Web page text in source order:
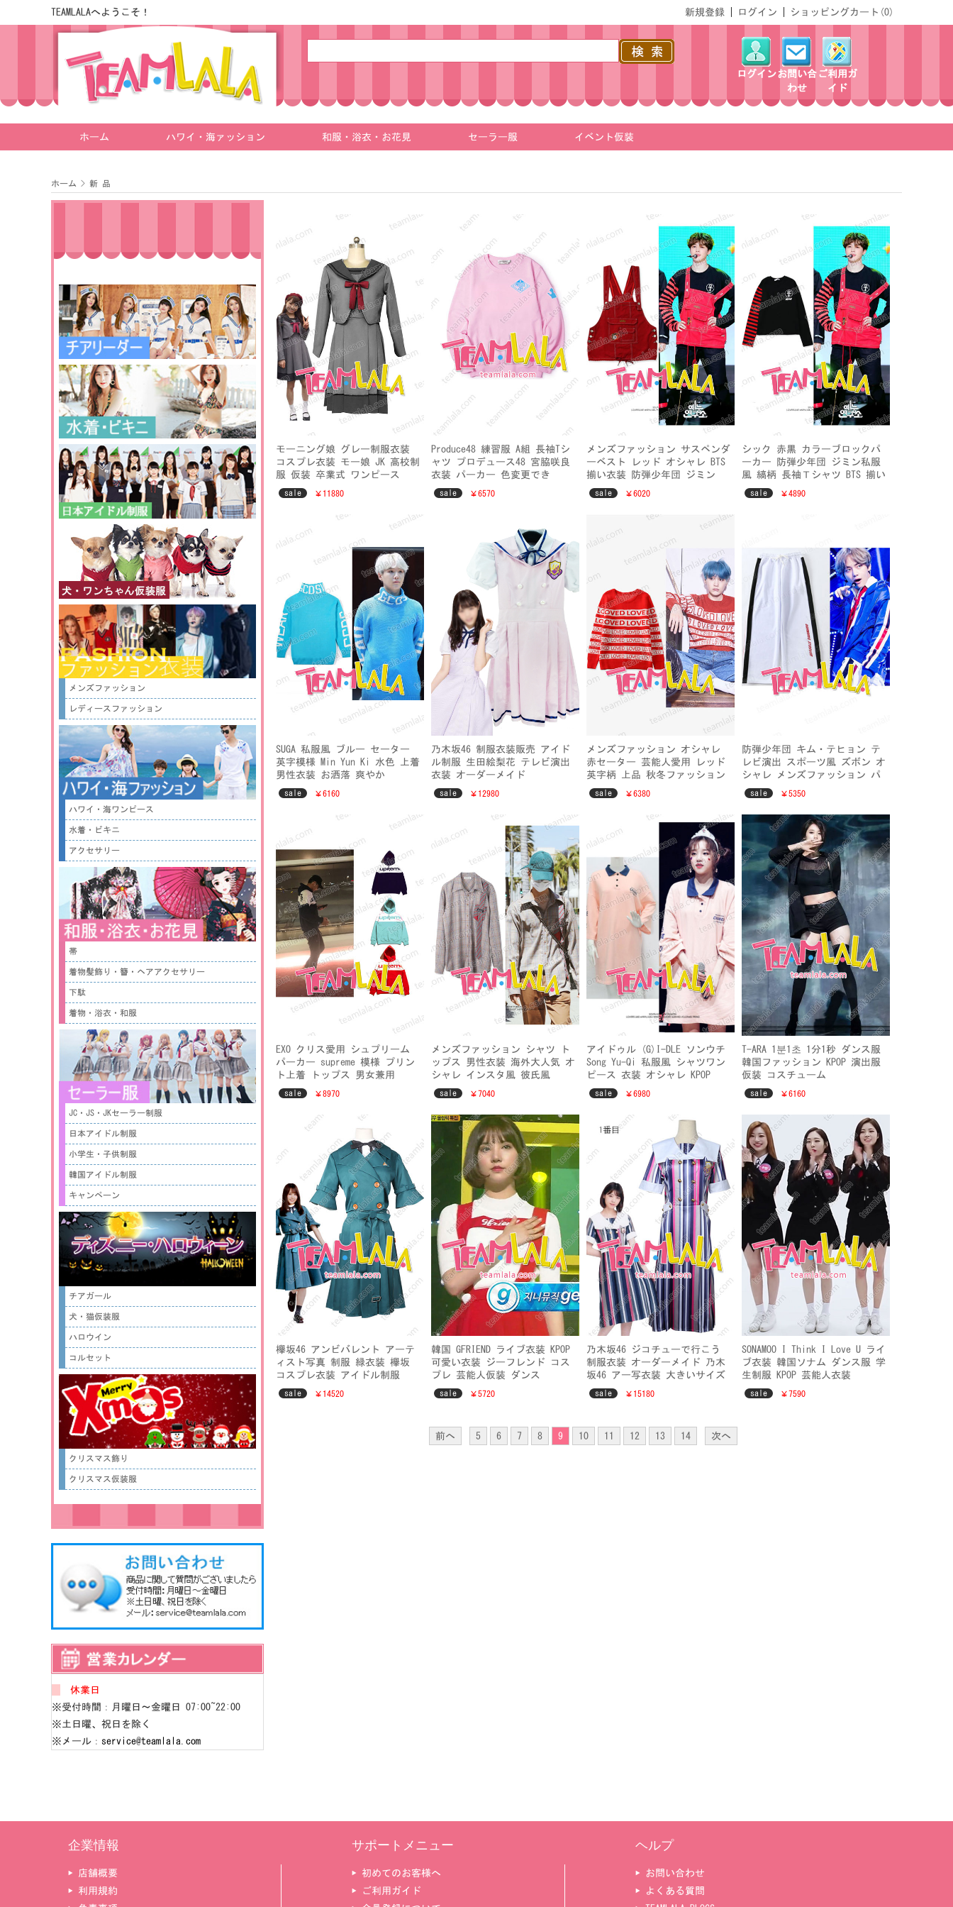
TEAMLALAへようこそ！ ショッピングカート(0)
ログイン
新規登録
ログインお問い合
わせ
ご利用ガ
イド
ホーム ハワイ・海ァッション 和服・浴衣・お花見 セーラー服 イベント仮装
ホーム > 新 品
メンズファッション
レディースファッション
ハワイ・海ワンピース
水着・ビキニ
アクセサリー
帯
着物髪飾り・簪・ヘアアクセサリー
下駄
着物・浴衣・和服
JC・JS・JKセーラー制服
日本アイドル制服
小学生・子供制服
韓国アイドル制服
キャンペーン
チアガール
犬・猫仮装服
ハロウイン
コルセット
クリスマス飾り
クリスマス仮装服
休業日
※受付時間：月曜日～金曜日 07:00~22:00
※土日曜、祝日を除く
※メール： service@teamlala.com
モーニング娘 グレー制服衣装
コスプレ衣装 モー娘 JK 高校制
服 仮装 卒業式 ワンピース
sale ￥11880
Produce48 練習服 A組 長袖Tシ
ャツ プロデュース48 宮脇咲良
衣装 パーカー 色変更でき
sale ￥6570
メンズファッション サスペンダ
ーベスト レッド オシャレ BTS
揃い衣装 防弾少年団 ジミン
sale ￥6020
シック 赤黒 カラーブロックパ
ーカー 防弾少年団 ジミン私服
風 縞柄 長袖Ｔシャツ BTS 揃い
衣装
sale ￥4890
SUGA 私服風 ブルー セーター
英字模様 Min Yun Ki 水色 上着
男性衣装 お洒落 爽やか
sale ￥6160
乃木坂46 制服衣装販売 アイド
ル制服 生田絵梨花 テレビ演出
衣装 オーダーメイド
sale ￥12980
メンズファッション オシャレ
赤セーター 芸能人愛用 レッド
英字柄 上品 秋冬ファッション
sale ￥6380
防弾少年団 キム・テヒョン テ
レビ演出 スポーツ風 ズボン オ
シャレ メンズファッション パ
ンツ
sale ￥5350
EXO クリス愛用 シュプリーム
パーカー supreme 模様 プリン
ト上着 トップス 男女兼用
sale ￥8970
メンズファッション シャツ ト
ップス 男性衣装 海外大人気 オ
シャレ インスタ風 彼氏風
sale ￥7040
アイドゥル (G)I-DLE ソンウチ
Song Yu-Qi 私服風 シャツワン
ピース 衣装 オシャレ KPOP
sale ￥6980
T-ARA 1분1초 1分1秒 ダンス服
韓国ファッション KPOP 演出服
仮装 コスチューム
sale ￥6160
欅坂46 アンビバレント アーテ
ィスト写真 制服 緑衣装 欅坂
コスプレ衣装 アイドル制服
sale ￥14520
韓国 GFRIEND ライブ衣装 KPOP
可愛い衣装 ジーフレンド コス
プレ 芸能人仮装 ダンス
sale ￥5720
乃木坂46 ジコチューで行こう
制服衣装 オーダーメイド 乃木
坂46 アー写衣装 大きいサイズ
男女兼用
sale ￥15180
SONAMOO I Think I Love U ライ
ブ衣装 韓国ソナム ダンス服 学
生制服 KPOP 芸能人衣装
sale ￥7590
前へ 5 6 7 8 9 10 11 12 13 14 次へ
企業情報
▶ 店舗概要
▶ 利用規約
サポートメニュー
▶ 初めてのお客様へ
▶ ご利用ガイド
ヘルプ
▶ お問い合わせ
▶ よくある質問